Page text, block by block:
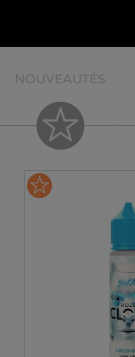
NOUVEAUTÉS